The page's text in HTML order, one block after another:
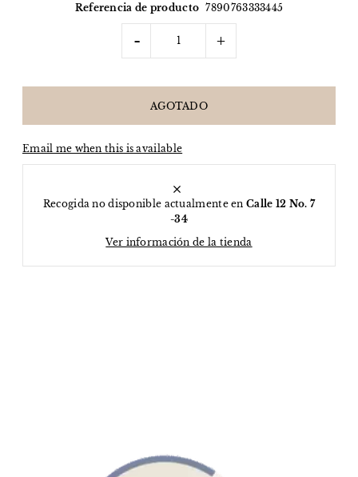
Referencia de producto 7890763333445
- +
Email me when this is available
Recogida no disponible actualmente enCalle 12 No. 7
-34
Ver información de la tienda